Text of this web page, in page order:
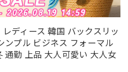
ディース 韓国 バックスリッ
ンプル ビジネス フォーマル
通勤 上品 大人可愛い 大人女